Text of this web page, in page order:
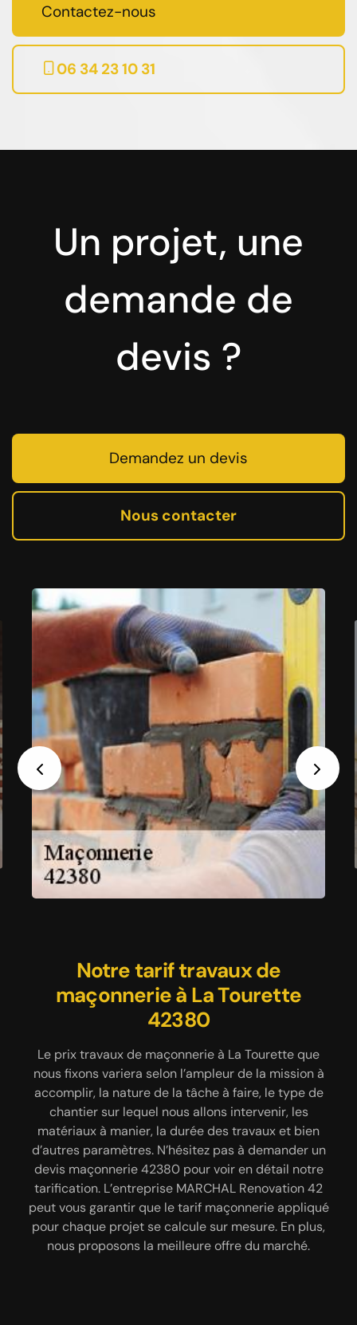
Contactez-nous
06 34 23 10 31
Un projet, une
demande de
devis ?
Demandez un devis
Nous contacter
Previous Next
Notre tarif travaux de
maçonnerie à La Tourette
42380
Le prix travaux de maçonnerie à La Tourette que
nous fixons variera selon l’ampleur de la mission à
accomplir, la nature de la tâche à faire, le type de
chantier sur lequel nous allons intervenir, les
matériaux à manier, la durée des travaux et bien
d’autres paramètres. N’hésitez pas à demander un
devis maçonnerie 42380 pour voir en détail notre
tarification. L’entreprise MARCHAL Renovation 42
peut vous garantir que le tarif maçonnerie appliqué
pour chaque projet se calcule sur mesure. En plus,
nous proposons la meilleure offre du marché.
Les services de maçonnerie
proposés par MARCHAL
Renovation 42
L’entreprise de maçonnerie MARCHAL Renovation
42 propose un éventail de services, qu’il s’agisse de
maçonnerie de second œuvre ou de travaux de
gros œuvres. Dans le cadre d’une construction en
neuf de bâtiment, notre équipe peut prendre en
charge l’assemblage des murs, le coulage de dalle
béton, la réalisation de fondation, la création de
terrasse et plus encore. Sur un bâtiment en
rénovation, nos artisans maçons sont à même
d’assurer la pose de cloisons, la pose de carrelage,
la réparation d’escalier, la remise en état de murs
Réalisation de chape par
l’entreprise de maçonnerie
MARCHAL Renovation 42
Préalablement à la pose de carrelage, de parquet,
de plancher ou de tout autre revêtement de sol, il
est indispensable de procéder à la réalisation de
chape. Cela offre un rendu exceptionnel au
revêtement de sol à poser. En effet, la chape va
rendre le sol rectiligne et sans défaut. Il existe trois
manières de réaliser une chape, à choisir selon vos
convenances. Il s’agit de la chape traditionnelle, de
la chape liquide et de la chape sèche. Nos artisans
sont là pour vous aider à choisir, si vous avez
besoin de conseil.